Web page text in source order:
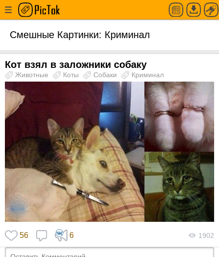
Смешные Картинки: Криминал
Кот взял в заложники собаку
Животные Коты Собаки Криминал
56 6 1902